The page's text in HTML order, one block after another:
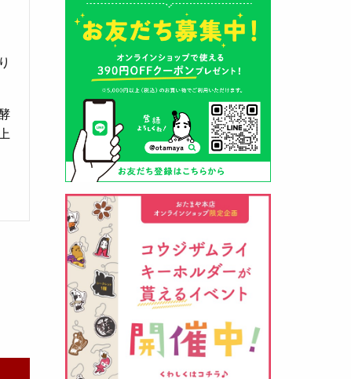
とろり漬け込み用酒粕が新発売！
（2026年05月10日）
山形酒蔵の今期新粕を低温でじっ
くりと熟成させて、とろり漬け込
まみをしっかりと引き出して出来
ました。野菜、お魚、お肉等の漬
け込みにどうぞ・・・
クロ黒麹甘酒 スティック新発売
（2026年03月08日）